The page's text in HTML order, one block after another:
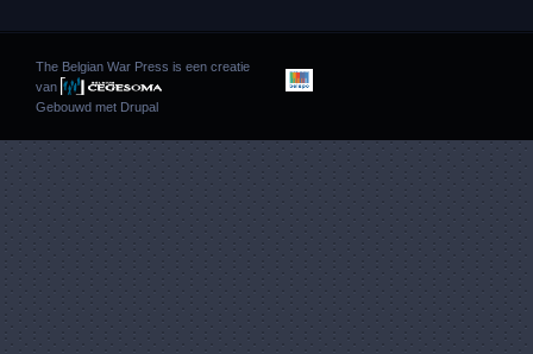
The Belgian War Press is een creatie
van
Gebouwd met Drupal